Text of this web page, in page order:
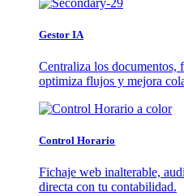
Gestor IA
Centraliza los documentos,
optimiza flujos y mejora
Control Horario
Fichaje web inalterable,
directa con tu contabilidad.